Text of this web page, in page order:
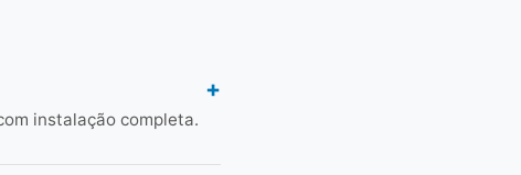
instalação completa.